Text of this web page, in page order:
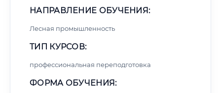
НАПРАВЛЕНИЕ ОБУЧЕНИЯ:
Лесная промышленность
ТИП КУРСОВ:
профессиональная переподготовка
ФОРМА ОБУЧЕНИЯ: